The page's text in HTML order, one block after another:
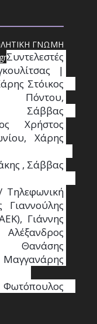
ΓΝΩΜΗ
Συντελεστές
|
Στόικος
Πόντου,
Σάββας
Χρήστος
Χάρης
, Σάββας
Τηλεφωνική
Γιάννης
Θανάσης